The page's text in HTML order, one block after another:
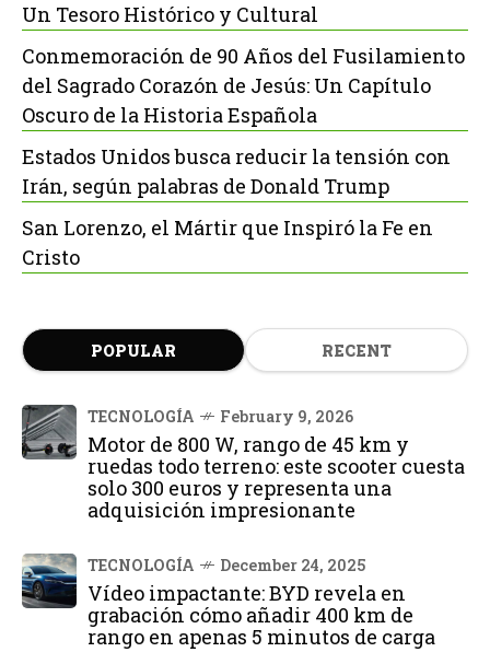
Un Tesoro Histórico y Cultural
Conmemoración de 90 Años del Fusilamiento
del Sagrado Corazón de Jesús: Un Capítulo
Oscuro de la Historia Española
Estados Unidos busca reducir la tensión con
Irán, según palabras de Donald Trump
San Lorenzo, el Mártir que Inspiró la Fe en
Cristo
POPULAR RECENT
TECNOLOGÍA February 9, 2026
Motor de 800 W, rango de 45 km y
ruedas todo terreno: este scooter cuesta
solo 300 euros y representa una
adquisición impresionante
TECNOLOGÍA December 24, 2025
Vídeo impactante: BYD revela en
grabación cómo añadir 400 km de
rango en apenas 5 minutos de carga